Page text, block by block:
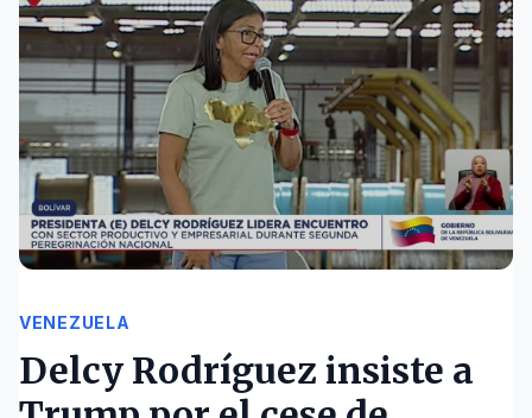
VENEZUELA
Delcy Rodríguez insiste a